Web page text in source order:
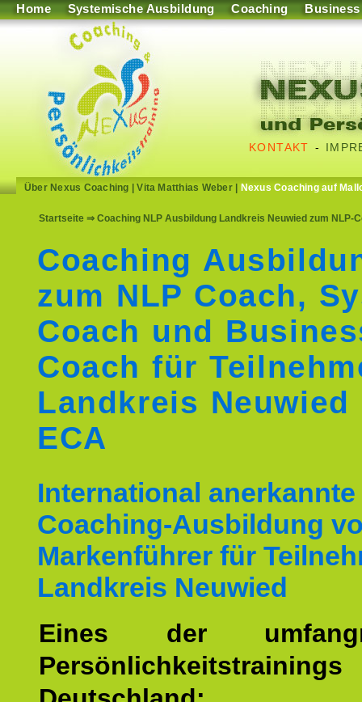
Home Systemische Ausbildung Coaching Business
KONTAKT -
Über Nexus Coaching |Vita Matthias Weber| Nexus Coaching auf
Startseite ⇒ Coaching NLP Ausbildung Landkreis Neuwied zum
Coaching
zum NLP Coach,
Coach und
Coach für
Landkreis Neuwied
ECA
International anerkannte
Coaching-Ausbildung
Markenführer für
Landkreis Neuwied
Eines der